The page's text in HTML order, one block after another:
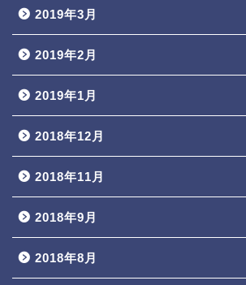
2019年3月
2019年2月
2019年1月
2018年12月
2018年11月
2018年9月
2018年8月